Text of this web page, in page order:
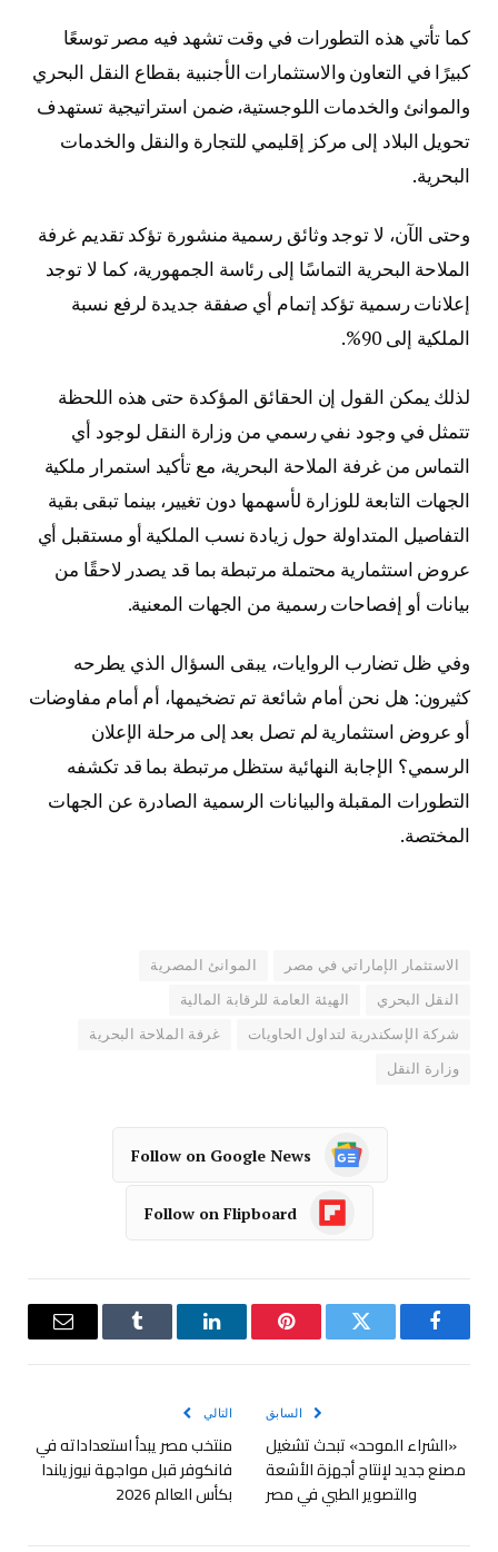
كما تأتي هذه التطورات في وقت تشهد فيه مصر توسعًا
كبيرًا في التعاون والاستثمارات الأجنبية بقطاع النقل البحري
والموانئ والخدمات اللوجستية، ضمن استراتيجية تستهدف
تحويل البلاد إلى مركز إقليمي للتجارة والنقل والخدمات
البحرية.
وحتى الآن، لا توجد وثائق رسمية منشورة تؤكد تقديم غرفة
الملاحة البحرية التماسًا إلى رئاسة الجمهورية، كما لا توجد
إعلانات رسمية تؤكد إتمام أي صفقة جديدة لرفع نسبة
الملكية إلى 90%.
لذلك يمكن القول إن الحقائق المؤكدة حتى هذه اللحظة
تتمثل في وجود نفي رسمي من وزارة النقل لوجود أي
التماس من غرفة الملاحة البحرية، مع تأكيد استمرار ملكية
الجهات التابعة للوزارة لأسهمها دون تغيير، بينما تبقى بقية
التفاصيل المتداولة حول زيادة نسب الملكية أو مستقبل أي
عروض استثمارية محتملة مرتبطة بما قد يصدر لاحقًا من
بيانات أو إفصاحات رسمية من الجهات المعنية.
وفي ظل تضارب الروايات، يبقى السؤال الذي يطرحه
كثيرون: هل نحن أمام شائعة تم تضخيمها، أم أمام مفاوضات
أو عروض استثمارية لم تصل بعد إلى مرحلة الإعلان
الرسمي؟ الإجابة النهائية ستظل مرتبطة بما قد تكشفه
التطورات المقبلة والبيانات الرسمية الصادرة عن الجهات
المختصة.
الاستثمار الإماراتي في مصر الموانئ المصرية
النقل البحري الهيئة العامة للرقابة المالية
شركة الإسكندرية لتداول الحاويات غرفة الملاحة البحرية
وزارة النقل
Follow on Google News
Follow on Flipboard
فيسبوك تويتر بينتيريستلينكدإن Tumblr
البريد
السابق
«الشراء الموحد» تبحث تشغيل
مصنع جديد لإنتاج أجهزة الأشعة
والتصوير الطبي في مصر
التالي
منتخب مصر يبدأ استعداداته في
فانكوفر قبل مواجهة نيوزيلندا
بكأس العالم 2026